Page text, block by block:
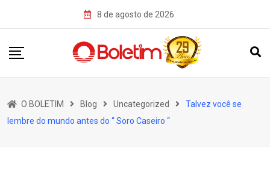
8 de agosto de 2026
O BOLETIM Blog Uncategorized
Talvez você se
lembre do mundo antes do “ Soro Caseiro “